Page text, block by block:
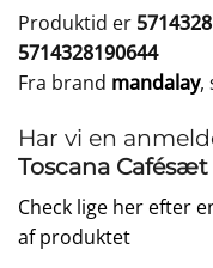
Produktid er
5714328190644
Fra brand mandalay,
Har vi en
Toscana
Check lige her efter
af produktet